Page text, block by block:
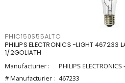
PHIC150S55ALTO
PHILIPS ELECTRONICS -LIGHT 467233
1/2GOLIATH
Manufacturier :
PHILIPS ELECTRONICS
# Manufacturier : 467233